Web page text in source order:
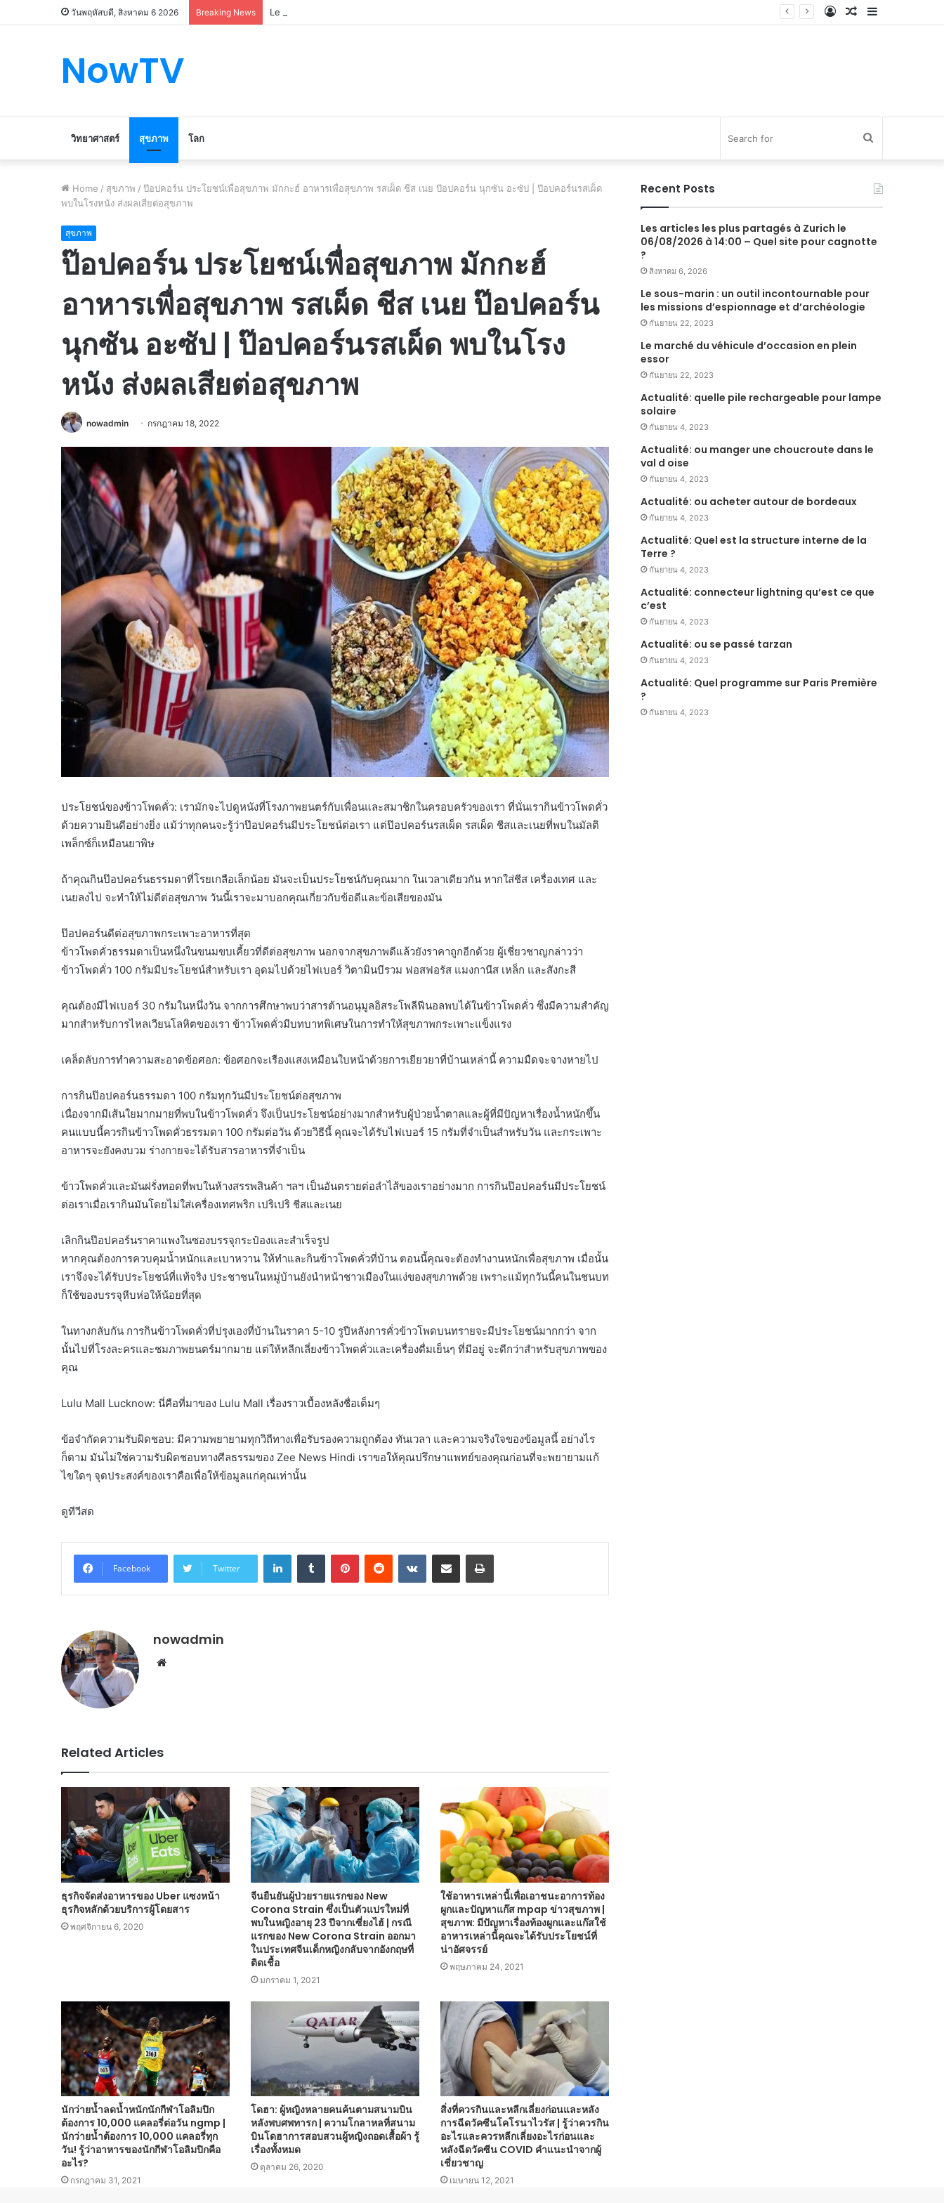
วันพฤหัสบดี, สิงหาคม 6 2026 Breaking News Le marché du véhicule d’occasion en plein essor Sidebar
Random
Log
NowTV
วิทยาศาสตร์ สุขภาพ โลก
Home / สุขภาพ / ป๊อปคอร์น ประโยชน์เพื่อสุขภาพ มักกะฮ์ อาหารเพื่อสุขภาพ รสเผ็ด ชีส เนย ป๊อปคอร์น นุกซัน อะซัป | ป๊อปคอร์นรสเผ็ด
พบในโรงหนัง ส่งผลเสียต่อสุขภาพ
สุขภาพ
ป๊อปคอร์น ประโยชน์เพื่อสุขภาพ มักกะฮ์
อาหารเพื่อสุขภาพ รสเผ็ด ชีส เนย ป๊อปคอร์น
นุกซัน อะซัป | ป๊อปคอร์นรสเผ็ด พบในโรง
หนัง ส่งผลเสียต่อสุขภาพ
nowadmin กรกฎาคม 18, 2022
ประโยชน์ของข้าวโพดคั่ว: เรามักจะไปดูหนังที่โรงภาพยนตร์กับเพื่อนและสมาชิกในครอบครัวของเรา ที่นั่นเรากินข้าวโพดคั่ว
ด้วยความยินดีอย่างยิ่ง แม้ว่าทุกคนจะรู้ว่าป๊อปคอร์นมีประโยชน์ต่อเรา แต่ป๊อปคอร์นรสเผ็ด รสเผ็ด ชีสและเนยที่พบในมัลติ
เพล็กซ์ก็เหมือนยาพิษ
ถ้าคุณกินป๊อปคอร์นธรรมดาที่โรยเกลือเล็กน้อย มันจะเป็นประโยชน์กับคุณมาก ในเวลาเดียวกัน หากใส่ชีส เครื่องเทศ และ
เนยลงไป จะทำให้ไม่ดีต่อสุขภาพ วันนี้เราจะมาบอกคุณเกี่ยวกับข้อดีและข้อเสียของมัน
ป๊อปคอร์นดีต่อสุขภาพกระเพาะอาหารที่สุด
ข้าวโพดคั่วธรรมดาเป็นหนึ่งในขนมขบเคี้ยวที่ดีต่อสุขภาพ นอกจากสุขภาพดีแล้วยังราคาถูกอีกด้วย ผู้เชี่ยวชาญกล่าวว่า
ข้าวโพดคั่ว 100 กรัมมีประโยชน์สำหรับเรา อุดมไปด้วยไฟเบอร์ วิตามินบีรวม ฟอสฟอรัส แมงกานีส เหล็ก และสังกะสี
คุณต้องมีไฟเบอร์ 30 กรัมในหนึ่งวัน จากการศึกษาพบว่าสารต้านอนุมูลอิสระโพลีฟีนอลพบได้ในข้าวโพดคั่ว ซึ่งมีความสำคัญ
มากสำหรับการไหลเวียนโลหิตของเรา ข้าวโพดคั่วมีบทบาทพิเศษในการทำให้สุขภาพกระเพาะแข็งแรง
เคล็ดลับการทำความสะอาดข้อศอก: ข้อศอกจะเรืองแสงเหมือนใบหน้าด้วยการเยียวยาที่บ้านเหล่านี้ ความมืดจะจางหายไป
การกินป๊อปคอร์นธรรมดา 100 กรัมทุกวันมีประโยชน์ต่อสุขภาพ
เนื่องจากมีเส้นใยมากมายที่พบในข้าวโพดคั่ว จึงเป็นประโยชน์อย่างมากสำหรับผู้ป่วยน้ำตาลและผู้ที่มีปัญหาเรื่องน้ำหนักขึ้น
คนแบบนี้ควรกินข้าวโพดคั่วธรรมดา 100 กรัมต่อวัน ด้วยวิธีนี้ คุณจะได้รับไฟเบอร์ 15 กรัมที่จำเป็นสำหรับวัน และกระเพาะ
อาหารจะยังคงบวม ร่างกายจะได้รับสารอาหารที่จำเป็น
ข้าวโพดคั่วและมันฝรั่งทอดที่พบในห้างสรรพสินค้า ฯลฯ เป็นอันตรายต่อลำไส้ของเราอย่างมาก การกินป๊อปคอร์นมีประโยชน์
ต่อเราเมื่อเรากินมันโดยไม่ใส่เครื่องเทศพริก เปริเปริ ชีสและเนย
เลิกกินป๊อปคอร์นราคาแพงในซองบรรจุกระป๋องและสำเร็จรูป
หากคุณต้องการควบคุมน้ำหนักและเบาหวาน ให้ทำและกินข้าวโพดคั่วที่บ้าน ตอนนี้คุณจะต้องทำงานหนักเพื่อสุขภาพ เมื่อนั้น
เราจึงจะได้รับประโยชน์ที่แท้จริง ประชาชนในหมู่บ้านยังนำหน้าชาวเมืองในแง่ของสุขภาพด้วย เพราะแม้ทุกวันนี้คนในชนบท
ก็ใช้ของบรรจุหีบห่อให้น้อยที่สุด
ในทางกลับกัน การกินข้าวโพดคั่วที่ปรุงเองที่บ้านในราคา 5-10 รูปีหลังการคั่วข้าวโพดบนทรายจะมีประโยชน์มากกว่า จาก
นั้นไปที่โรงละครและชมภาพยนตร์มากมาย แต่ให้หลีกเลี่ยงข้าวโพดคั่วและเครื่องดื่มเย็นๆ ที่มีอยู่ จะดีกว่าสำหรับสุขภาพของ
คุณ
Lulu Mall Lucknow: นี่คือที่มาของ Lulu Mall เรื่องราวเบื้องหลังชื่อเต็มๆ
ข้อจำกัดความรับผิดชอบ: มีความพยายามทุกวิถีทางเพื่อรับรองความถูกต้อง ทันเวลา และความจริงใจของข้อมูลนี้ อย่างไร
ก็ตาม มันไม่ใช่ความรับผิดชอบทางศีลธรรมของ Zee News Hindi เราขอให้คุณปรึกษาแพทย์ของคุณก่อนที่จะพยายามแก้
ไขใดๆ จุดประสงค์ของเราคือเพื่อให้ข้อมูลแก่คุณเท่านั้น
ดูทีวีสด
Facebook Twitter
LinkedInTumblr PinterestReddit VKontakteShare via Email Print
nowadmin
Website
Related Articles
ธุรกิจจัดส่งอาหารของ Uber แซงหน้า
ธุรกิจหลักด้วยบริการผู้โดยสาร
พฤศจิกายน 6, 2020
จีนยืนยันผู้ป่วยรายแรกของ New
Corona Strain ซึ่งเป็นตัวแปรใหม่ที่
พบในหญิงอายุ 23 ปีจากเซี่ยงไฮ้ | กรณี
แรกของ New Corona Strain ออกมา
ในประเทศจีนเด็กหญิงกลับจากอังกฤษที่
ติดเชื้อ
มกราคม 1, 2021
ใช้อาหารเหล่านี้เพื่อเอาชนะอาการท้อง
ผูกและปัญหาแก๊ส mpap ข่าวสุขภาพ |
สุขภาพ: มีปัญหาเรื่องท้องผูกและแก๊สใช้
อาหารเหล่านี้คุณจะได้รับประโยชน์ที่
น่าอัศจรรย์
พฤษภาคม 24, 2021
นักว่ายน้ำลดน้ำหนักนักกีฬาโอลิมปิก
ต้องการ 10,000 แคลอรี่ต่อวัน ngmp |
นักว่ายน้ำต้องการ 10,000 แคลอรี่ทุก
วัน! รู้ว่าอาหารของนักกีฬาโอลิมปิกคือ
อะไร?
กรกฎาคม 31, 2021
โดฮา: ผู้หญิงหลายคนค้นตามสนามบิน
หลังพบศพทารก | ความโกลาหลที่สนาม
บินโดฮาการสอบสวนผู้หญิงถอดเสื้อผ้า รู้
เรื่องทั้งหมด
ตุลาคม 26, 2020
สิ่งที่ควรกินและหลีกเลี่ยงก่อนและหลัง
การฉีดวัคซีนโคโรนาไวรัส | รู้ว่าควรกิน
อะไรและควรหลีกเลี่ยงอะไรก่อนและ
หลังฉีดวัคซีน COVID คำแนะนำจากผู้
เชี่ยวชาญ
เมษายน 12, 2021
Recent Posts
Les articles les plus partagés à Zurich le
06/08/2026 à 14:00 – Quel site pour cagnotte
?
สิงหาคม 6, 2026
Le sous-marin : un outil incontournable pour
les missions d’espionnage et d’archéologie
กันยายน 22, 2023
Le marché du véhicule d’occasion en plein
essor
กันยายน 22, 2023
Actualité: quelle pile rechargeable pour lampe
solaire
กันยายน 4, 2023
Actualité: ou manger une choucroute dans le
val d oise
กันยายน 4, 2023
Actualité: ou acheter autour de bordeaux
กันยายน 4, 2023
Actualité: Quel est la structure interne de la
Terre ?
กันยายน 4, 2023
Actualité: connecteur lightning qu’est ce que
c’est
กันยายน 4, 2023
Actualité: ou se passé tarzan
กันยายน 4, 2023
Actualité: Quel programme sur Paris Première
?
กันยายน 4, 2023